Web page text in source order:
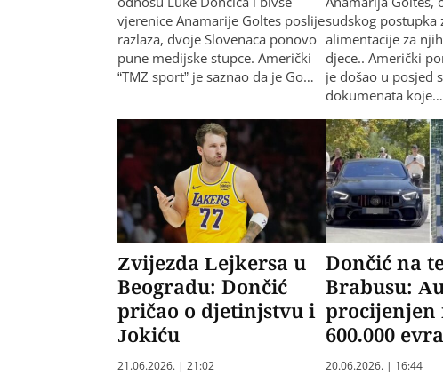
vjerenice Anamarije Goltes poslije
razlaza, dvoje Slovenaca ponovo
pune medijske stupce. Američki
“TMZ sport” je saznao da je Go…
sudskog postupka
alimentacije za
djece.. Američki
je došao u posjed
dokumenata koje…
Zvijezda Lejkersa u
Beogradu: Dončić
pričao o djetinjstvu i
Jokiću
21.06.2026. | 21:02
Dončić na
Brabusu:
procijenjen
600.000
20.06.2026. | 16:44